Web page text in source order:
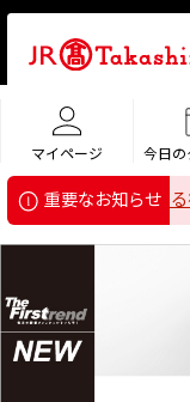
マイページ 今日の
重要なお知らせ
熊本地震」による被災